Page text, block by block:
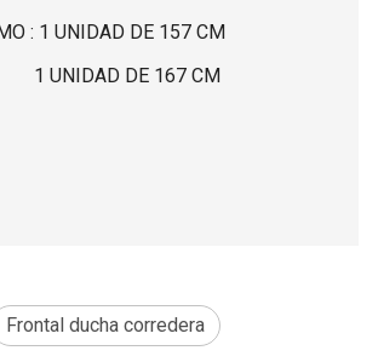
: 1 UNIDAD DE 157 CM
DE 167 CM
Frontal ducha corredera